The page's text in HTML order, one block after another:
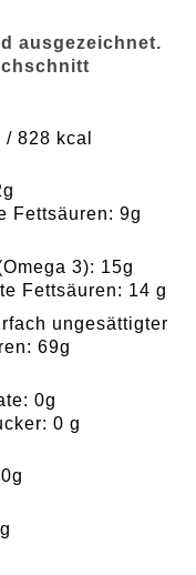
d auf
ausgezeichnet.
828 kcal
Fettsäuren: 9g
3): 15g
Fettsäuren: 14 g
ungesättigter
69g
0g
0 g